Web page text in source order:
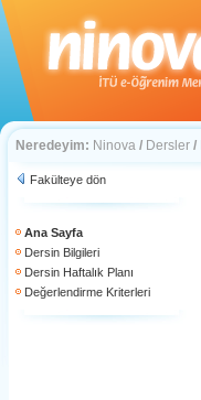
Neredeyim: Ninova / Dersler /
Fakülteye dön
Ana Sayfa
Dersin Bilgileri
Dersin Haftalık Planı
Değerlendirme Kriterleri